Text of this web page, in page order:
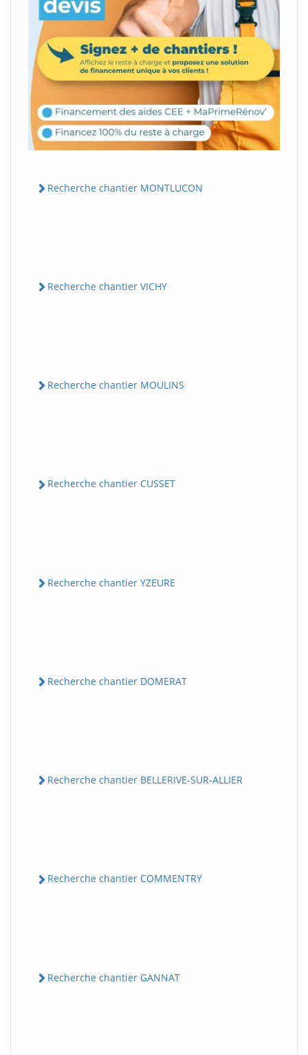
Recherche chantier MONTLUCON
Recherche chantier VICHY
Recherche chantier MOULINS
Recherche chantier CUSSET
Recherche chantier YZEURE
Recherche chantier DOMERAT
Recherche chantier BELLERIVE-SUR-ALLIER
Recherche chantier COMMENTRY
Recherche chantier GANNAT